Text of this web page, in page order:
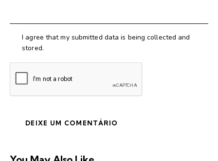
I agree that my submitted data is being collected and
stored.